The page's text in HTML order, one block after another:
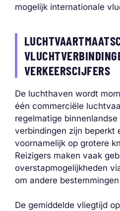
mogelijk internationale
VERKEERSCIJFERS
De luchthaven wordt
één commerciële
regelmatige
verbindingen zijn beperkt
voornamelijk op grotere
Reizigers maken vaak
overstapmogelijkheden
om andere
De gemiddelde vliegtijd